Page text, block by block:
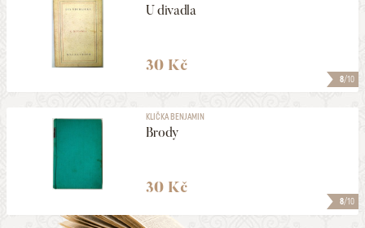
8/10
U divadla
30 Kč
8/10
KLIČKA BENJAMIN
Brody
30 Kč